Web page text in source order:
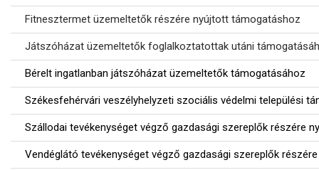
Fitnesztermet üzemeltetők részére nyújtott támogatáshoz
Játszóházat üzemeltetők foglalkoztatottak utáni
Bérelt ingatlanban játszóházat üzemeltetők támogatásához
Székesfehérvári veszélyhelyzeti szociális védelmi települési
Szállodai tevékenységet végző gazdasági szereplők részére
Vendéglátó tevékenységet végző gazdasági szereplők